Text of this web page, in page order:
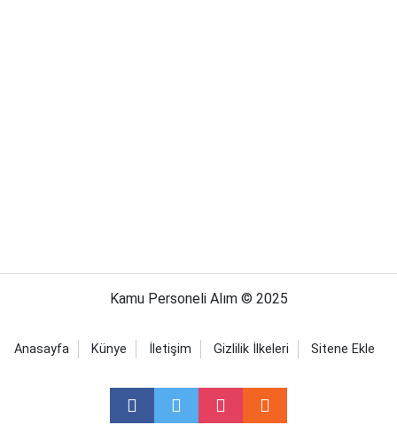
Kamu Personeli Alım © 2025
Anasayfa Künye İletişim Gizlilik İlkeleri Sitene Ekle